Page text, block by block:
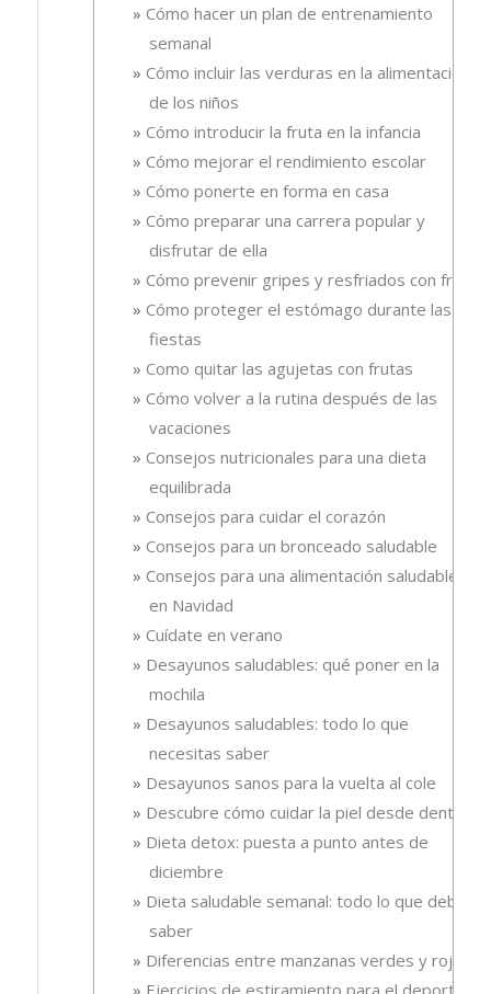
Cómo hacer un plan de entrenamiento
semanal
Cómo incluir las verduras en la alimentación
de los niños
Cómo introducir la fruta en la infancia
Cómo mejorar el rendimiento escolar
Cómo ponerte en forma en casa
Cómo preparar una carrera popular y
disfrutar de ella
Cómo prevenir gripes y resfriados con fruta.
Cómo proteger el estómago durante las
fiestas
Como quitar las agujetas con frutas
Cómo volver a la rutina después de las
vacaciones
Consejos nutricionales para una dieta
equilibrada
Consejos para cuidar el corazón
Consejos para un bronceado saludable
Consejos para una alimentación saludable
en Navidad
Cuídate en verano
Desayunos saludables: qué poner en la
mochila
Desayunos saludables: todo lo que
necesitas saber
Desayunos sanos para la vuelta al cole
Descubre cómo cuidar la piel desde dentro
Dieta detox: puesta a punto antes de
diciembre
Dieta saludable semanal: todo lo que debes
saber
Diferencias entre manzanas verdes y rojas
Ejercicios de estiramiento para el deporte